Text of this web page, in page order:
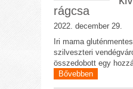
rágcsa
2022. december 29.
Iri mama
szilveszteri
összedobott egy
Bővebben